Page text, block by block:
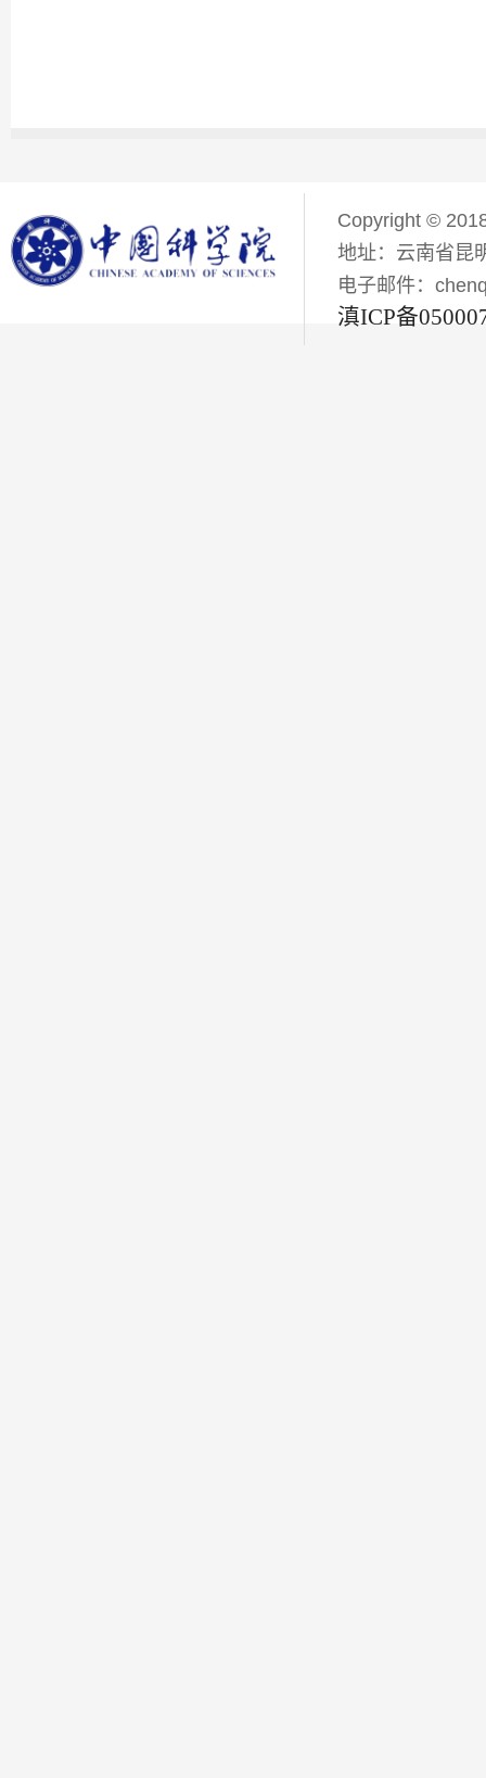
Copyright ©
地址：云南省昆
电子邮件：
滇ICP备